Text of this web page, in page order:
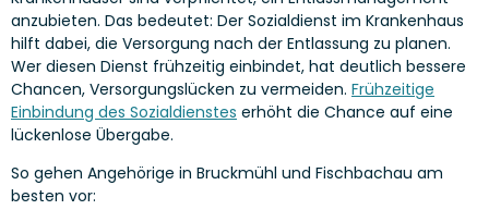
anzubieten. Das bedeutet: Der Sozialdienst im Krankenhaus
hilft dabei, die Versorgung nach der Entlassung zu planen.
Wer diesen Dienst frühzeitig einbindet, hat deutlich bessere
Chancen, Versorgungslücken zu vermeiden. Frühzeitige
Einbindung des Sozialdienstes erhöht die Chance auf eine
lückenlose Übergabe.
So gehen Angehörige in Bruckmühl und Fischbachau am
besten vor: